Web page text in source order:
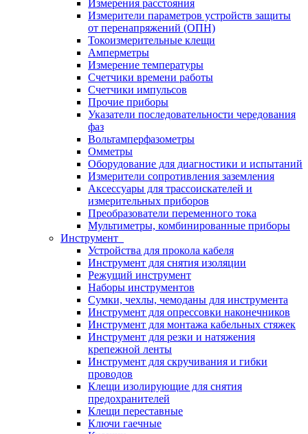
Измерения расстояния
Измерители параметров устройств защиты
от перенапряжений (ОПН)
Токоизмерительные клещи
Амперметры
Измерение температуры
Счетчики времени работы
Счетчики импульсов
Прочие приборы
Указатели последовательности чередования
фаз
Вольтамперфазометры
Омметры
Оборудование для диагностики и испытаний
Измерители сопротивления заземления
Аксессуары для трассоискателей и
измерительных приборов
Преобразователи переменного тока
Мультиметры, комбинированные приборы
Инструмент
Устройства для прокола кабеля
Инструмент для снятия изоляции
Режущий инструмент
Наборы инструментов
Сумки, чехлы, чемоданы для инструмента
Инструмент для опрессовки наконечников
Инструмент для монтажа кабельных стяжек
Инструмент для резки и натяжения
крепежной ленты
Инструмент для скручивания и гибки
проводов
Клещи изолирующие для снятия
предохранителей
Клещи переставные
Ключи гаечные